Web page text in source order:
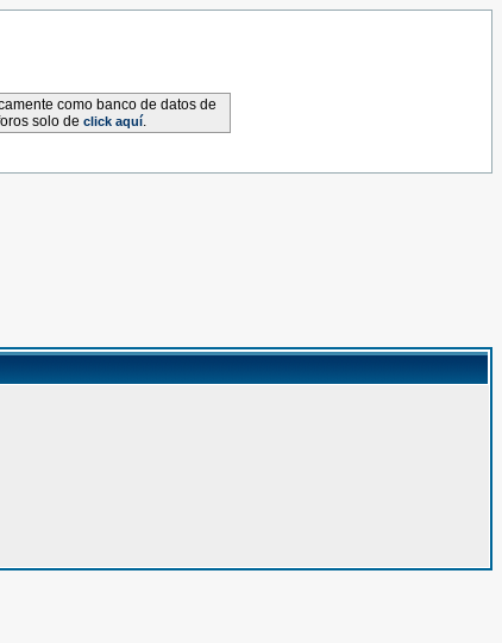
como banco de datos de
solo de click aquí.